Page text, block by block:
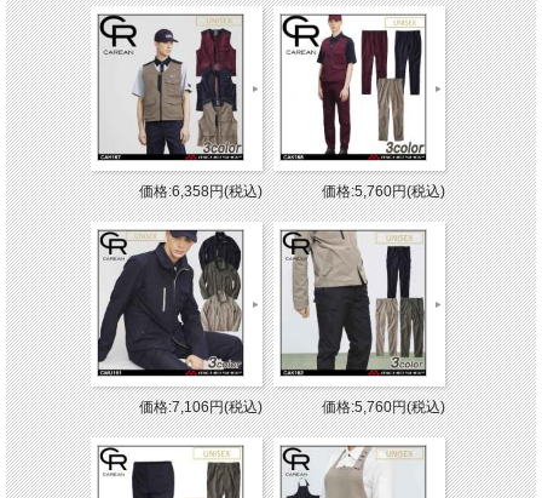
価格:6,358円(税込) 価格:5,760円(税込)
価格:7,106円(税込) 価格:5,760円(税込)